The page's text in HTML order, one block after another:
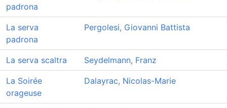
padrona
La serva
padrona
Pergolesi, Giovanni Battista
La serva scaltra Seydelmann, Franz
La Soirée
orageuse
Dalayrac, Nicolas-Marie